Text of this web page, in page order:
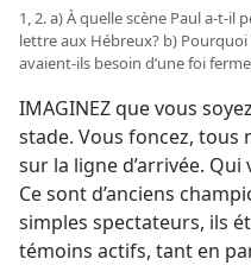
1, 2. a) À quelle scène Paul a-​t-​il
lettre aux Hébreux? b)
avaient-​ils besoin d’une foi
IMAGINEZ que vous
stade. Vous foncez, tous
sur la ligne d’arrivée.
Ce sont d’anciens
simples spectateurs, ils
témoins actifs, tant en